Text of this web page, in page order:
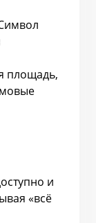
площадь,
и
«всё